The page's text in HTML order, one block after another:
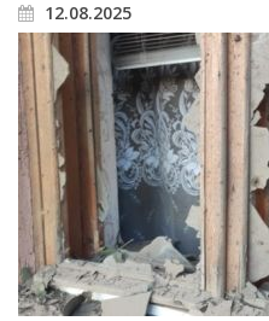
12.08.2025